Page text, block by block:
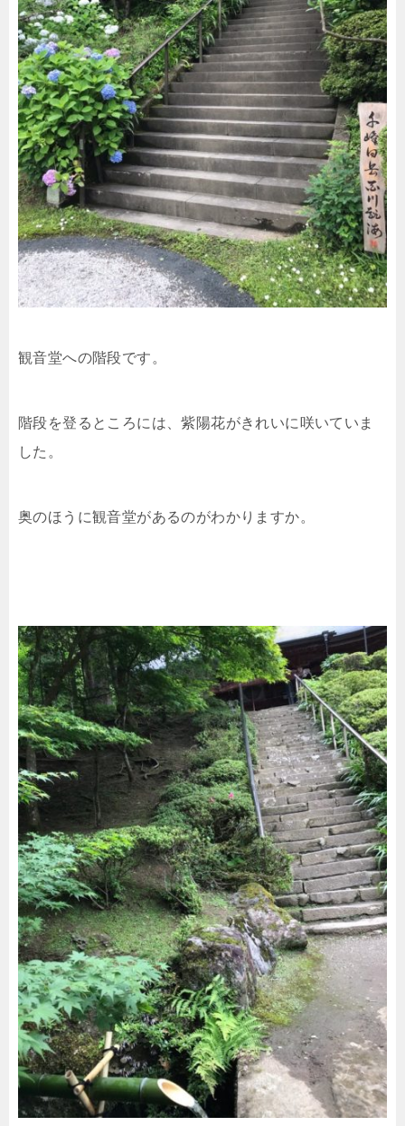
観音堂への階段です。
階段を登るところには、紫陽花がきれいに咲いていま
した。
奥のほうに観音堂があるのがわかりますか。